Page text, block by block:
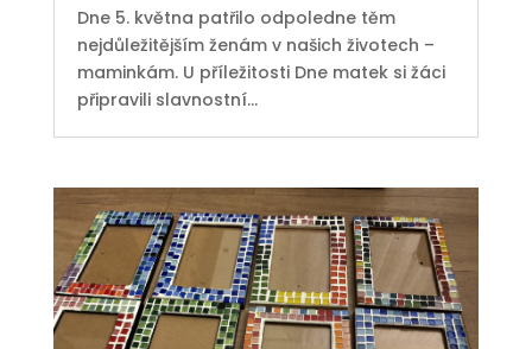
Dne 5. května patřilo odpoledne těm
nejdůležitějším ženám v našich životech –
maminkám. U příležitosti Dne matek si žáci
připravili slavnostní...